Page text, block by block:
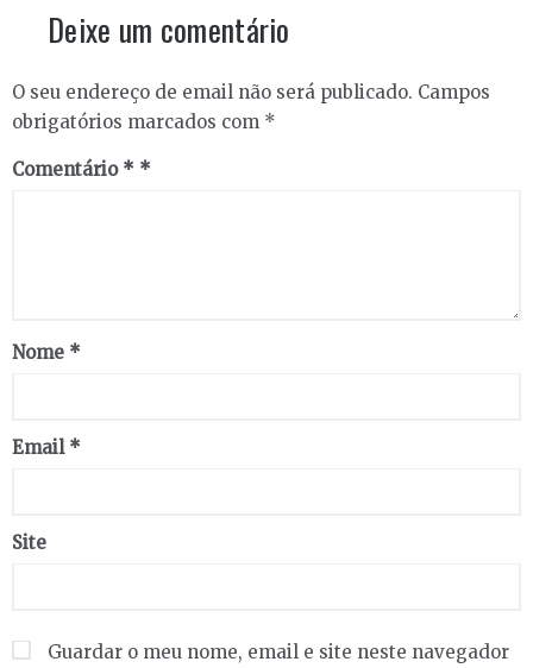
Deixe um comentário
O seu endereço de email não será publicado. Campos
obrigatórios marcados com *
Comentário *
Nome *
Email *
Site
Guardar o meu nome, email e site neste navegador